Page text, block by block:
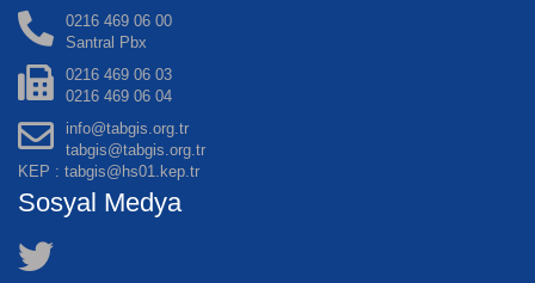
0216 469 06 00
Santral Pbx
0216 469 06 03
0216 469 06 04
info@tabgis.org.tr
tabgis@tabgis.org.tr
KEP : tabgis@hs01.kep.tr
Sosyal Medya